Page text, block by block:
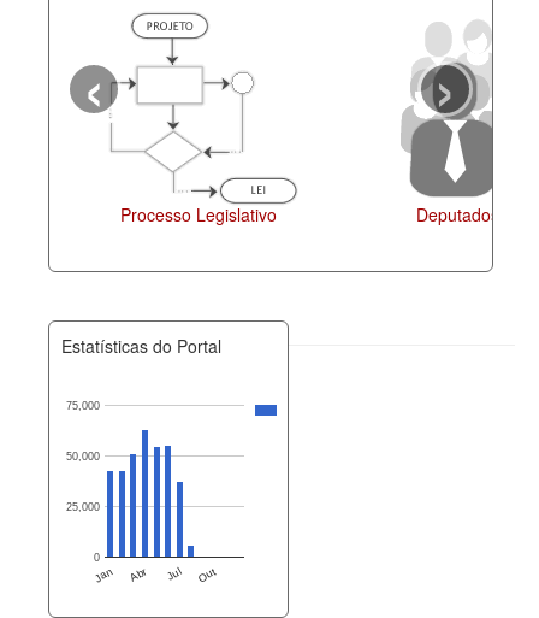
Processo Legislativo Deputados
‹ ›
Estatísticas do Portal
Jan Abr Jul Out
0
25,000
50,000
75,000